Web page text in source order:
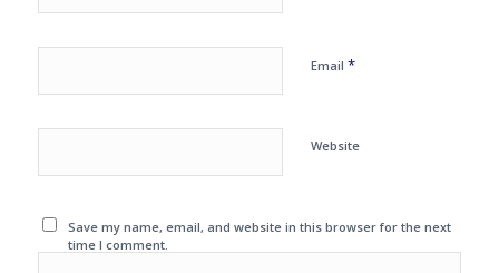
Email *
Website
Save my name, email, and website in this browser for the next
time I comment.